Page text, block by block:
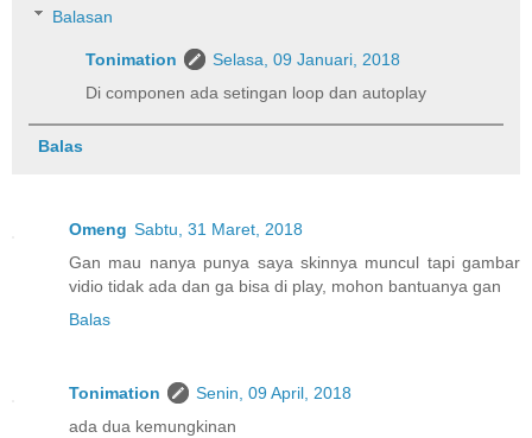
Balasan
Tonimation
Selasa, 09 Januari, 2018
Di componen ada setingan loop dan autoplay
Balas
Omeng Sabtu, 31 Maret, 2018
Gan mau nanya punya saya skinnya muncul tapi gambar
vidio tidak ada dan ga bisa di play, mohon bantuanya gan
Balas
Tonimation
Senin, 09 April, 2018
ada dua kemungkinan